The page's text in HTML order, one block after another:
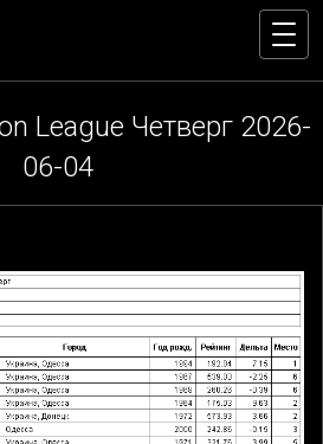
League Четверг 2026-
06-04